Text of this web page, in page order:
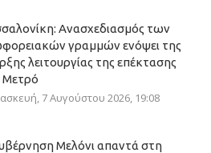
Ανασχεδιασμός των
γραμμών ενόψει της
λειτουργίας της επέκτασης
Μετρό
7 Αυγούστου 2026, 19:08
Μελόνι απαντά στη